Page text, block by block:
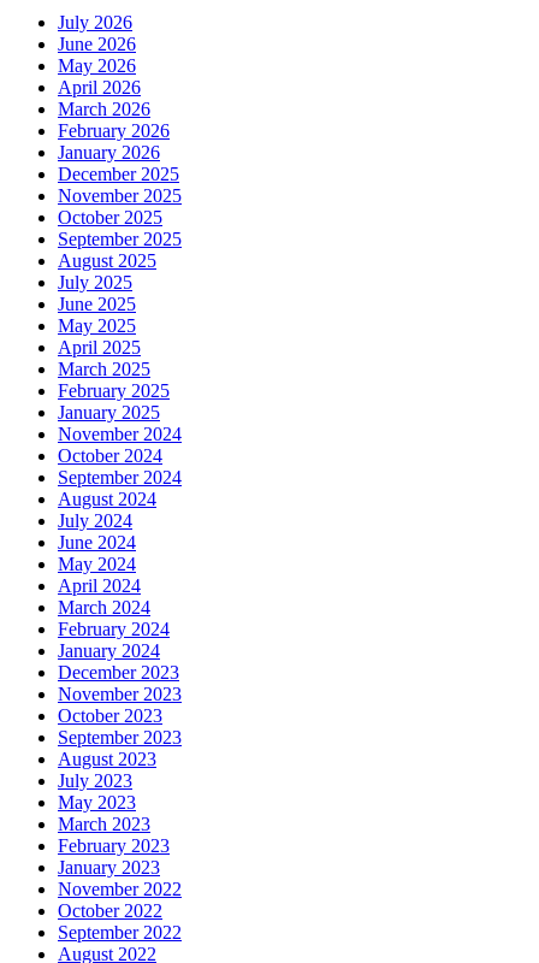
July 2026
June 2026
May 2026
April 2026
March 2026
February 2026
January 2026
December 2025
November 2025
October 2025
September 2025
August 2025
July 2025
June 2025
May 2025
April 2025
March 2025
February 2025
January 2025
November 2024
October 2024
September 2024
August 2024
July 2024
June 2024
May 2024
April 2024
March 2024
February 2024
January 2024
December 2023
November 2023
October 2023
September 2023
August 2023
July 2023
May 2023
March 2023
February 2023
January 2023
November 2022
October 2022
September 2022
August 2022